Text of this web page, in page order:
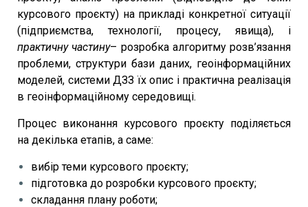
курсового проєкту) на прикладі конкретної ситуації
(підприємства, технології, процесу, явища), і
практичну частину– розробка алгоритму розв’язання
проблеми, структури бази даних, геоінформаційних
моделей, системи ДЗЗ їх опис і практична реалізація
в геоінформаційному середовищі.
Процес виконання курсового проєкту поділяється
на декілька етапів, а саме:
вибір теми курсового проєкту;
підготовка до розробки курсового проєкту;
складання плану роботи;